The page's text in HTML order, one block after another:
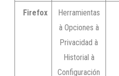
Firefox
Herramientas
à Opciones à
Privacidad à
Historial à
Configuración